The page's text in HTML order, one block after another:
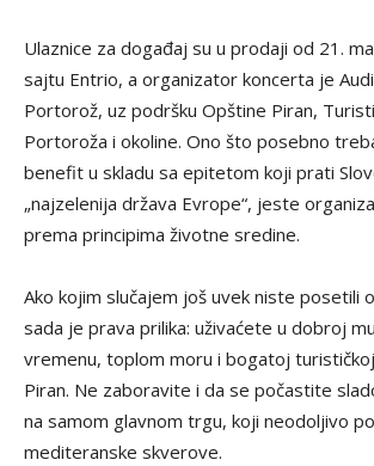
Ulaznice za događaj su u prodaji od 21.
sajtu Entrio, a organizator koncerta je
Portorož, uz podršku Opštine Piran,
Portoroža i okoline. Ono što posebno
benefit u skladu sa epitetom koji prati
„najzelenija država Evrope“, jeste
prema principima životne sredine.
Ako kojim slučajem još uvek niste posetili
sada je prava prilika: uživaćete u dobroj
vremenu, toplom moru i bogatoj
Piran. Ne zaboravite i da se počastite
na samom glavnom trgu, koji neodoljivo
mediteranske skverove.